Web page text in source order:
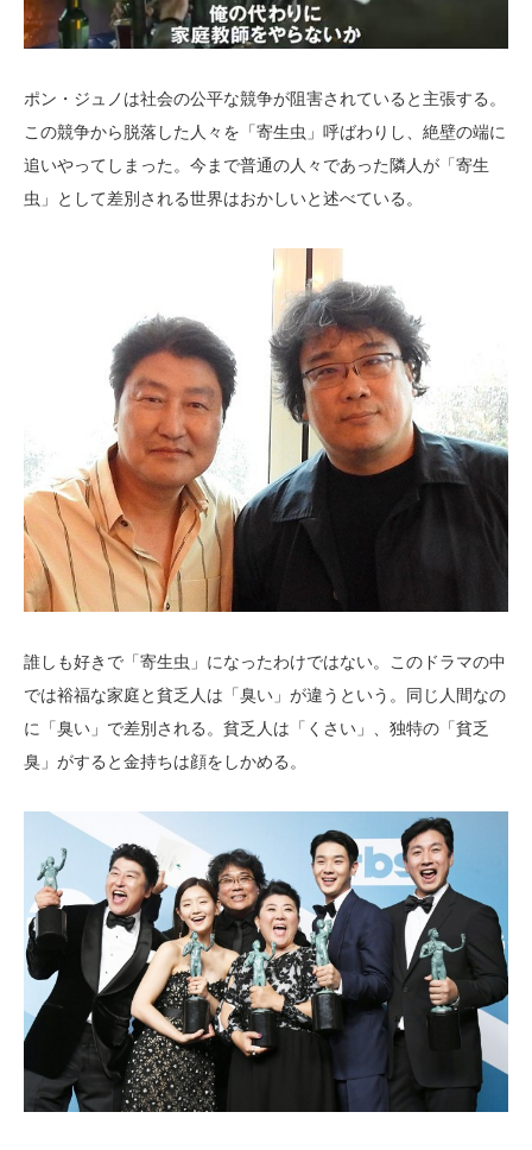
ポン・ジュノは社会の公平な競争が阻害されていると主張する。
この競争から脱落した人々を「寄生虫」呼ばわりし、絶壁の端に
追いやってしまった。今まで普通の人々であった隣人が「寄生
虫」として差別される世界はおかしいと述べている。
誰しも好きで「寄生虫」になったわけではない。このドラマの中
では裕福な家庭と貧乏人は「臭い」が違うという。同じ人間なの
に「臭い」で差別される。貧乏人は「くさい」、独特の「貧乏
臭」がすると金持ちは顔をしかめる。